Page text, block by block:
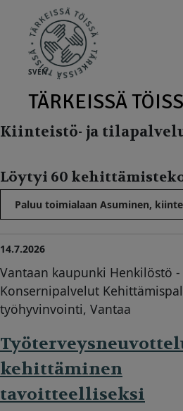
SVEN
TÄRKEISSÄ
Kiinteistö- ja
Löytyi 60
Paluu toimialaan Asuminen,
14.7.2026
Vantaan kaupunki Henkilöstö -
Konsernipalvelut
työhyvinvointi, Vantaa
kehittäminen
tavoitteelliseksi